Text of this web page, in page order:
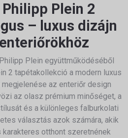
Plein 2
– luxus dizájn
Philipp Plein együttműködéséből
2 tapétakollekció a modern luxus
az enteriőr design
az olasz prémium minőséget, a
és a különleges falburkolati
választás azok számára, akik
karakteres otthont szeretnének